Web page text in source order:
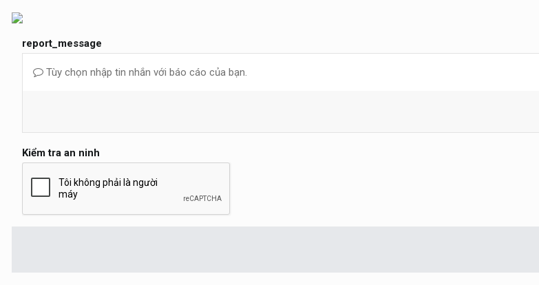
report_message
Tùy chọn nhập tin nhắn với báo cáo của bạn.
Kiểm tra an ninh